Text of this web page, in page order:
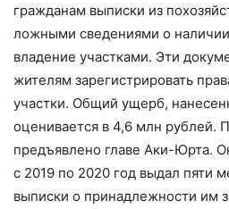
гражданам выписки из
ложными сведениями о
владение участками. Эти
жителям зарегистрировать
участки. Общий ущерб,
оценивается в 4,6 млн рублей.
предъявлено главе Аки-Юрта.
с 2019 по 2020 год выдал пяти
выписки о принадлежности им